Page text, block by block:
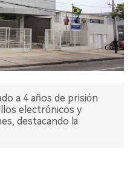
a 4 años de prisión
electrónicos y
destacando la